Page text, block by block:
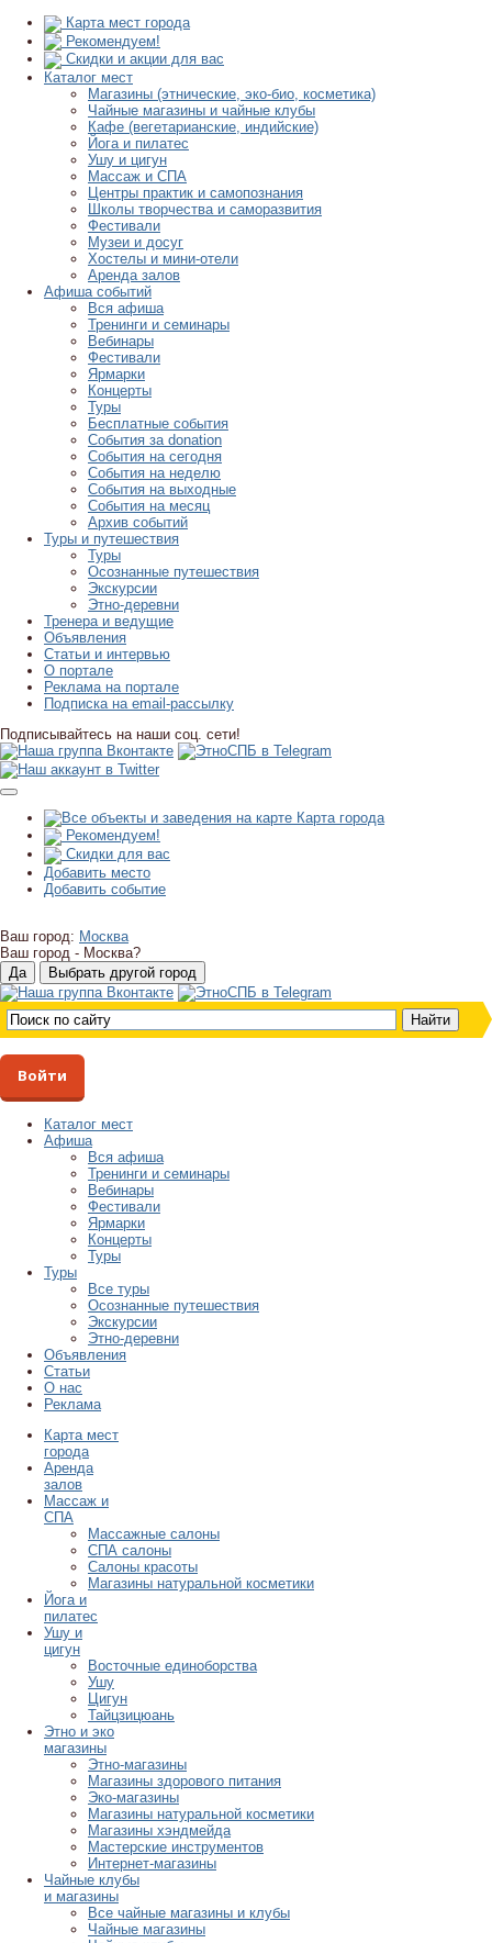
Карта мест города
Рекомендуем!
Скидки и акции для вас
Каталог мест
Магазины (этнические, эко-био, косметика)
Чайные магазины и чайные клубы
Кафе (вегетарианские, индийские)
Йога и пилатес
Ушу и цигун
Массаж и СПА
Центры практик и самопознания
Школы творчества и саморазвития
Фестивали
Музеи и досуг
Хостелы и мини-отели
Аренда залов
Афиша событий
Вся афиша
Тренинги и семинары
Вебинары
Фестивали
Ярмарки
Концерты
Туры
Бесплатные события
События за donation
События на сегодня
События на неделю
События на выходные
События на месяц
Архив событий
Туры и путешествия
Туры
Осознанные путешествия
Экскурсии
Этно-деревни
Тренера и ведущие
Объявления
Статьи и интервью
О портале
Реклама на портале
Подписка на email-рассылку
Подписывайтесь на наши соц. сети!
Карта города
Рекомендуем!
Скидки для вас
Добавить место
Добавить событие
Ваш город: Москва
Ваш город - Москва?
Войти
Каталог мест
Афиша
Вся афиша
Тренинги и семинары
Вебинары
Фестивали
Ярмарки
Концерты
Туры
Туры
Все туры
Осознанные путешествия
Экскурсии
Этно-деревни
Объявления
Статьи
О нас
Реклама
Карта мест
города
Аренда
залов
Массаж и
СПА
Массажные салоны
СПА салоны
Салоны красоты
Магазины натуральной косметики
Йога и
пилатес
Ушу и
цигун
Восточные единоборства
Ушу
Цигун
Тайцзицюань
Этно и эко
магазины
Этно-магазины
Магазины здорового питания
Эко-магазины
Магазины натуральной косметики
Магазины хэндмейда
Мастерские инструментов
Интернет-магазины
Чайные клубы
и магазины
Все чайные магазины и клубы
Чайные магазины